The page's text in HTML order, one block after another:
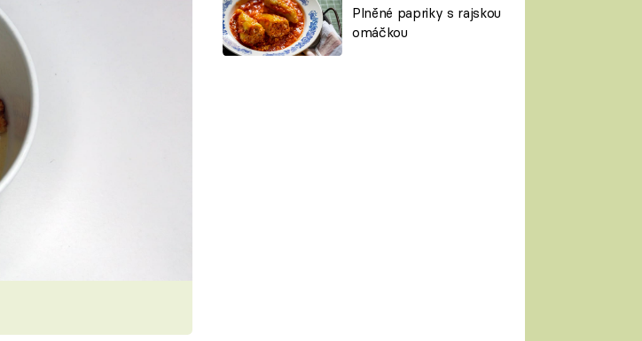
Plněné papriky s rajskou
omáčkou